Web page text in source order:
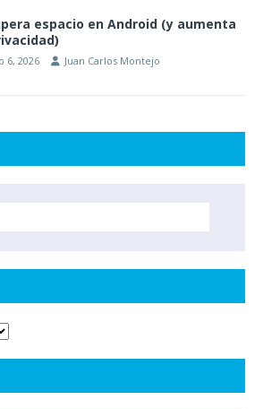
espacio en Android (y aumenta
6, 2026 Juan Carlos Montejo